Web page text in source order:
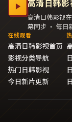
高清日韩
高清日韩影视
幕同步 · 每日
在线观看
高清日韩影视首页
影视分类导航
热门日韩影视
今日新片更新